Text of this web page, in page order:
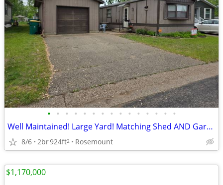
• • • • • • • • • • • • • • •
Well Maintained! Large Yard! Matching Shed AND Garage!
8/6 2br924ft2 Rosemount
$1,170,000